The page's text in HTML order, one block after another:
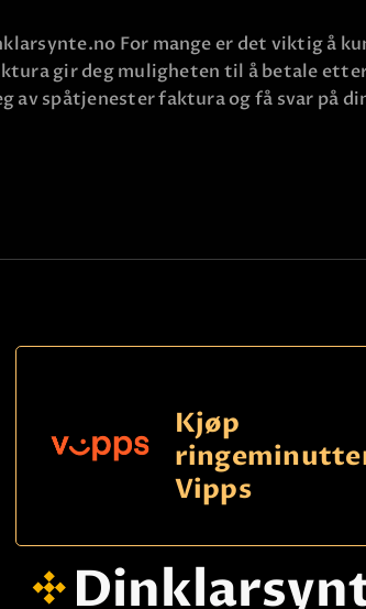
For mange er det viktig å
gir deg muligheten til å betale
av spåtjenester faktura og få svar på
Kjøp
Vipps